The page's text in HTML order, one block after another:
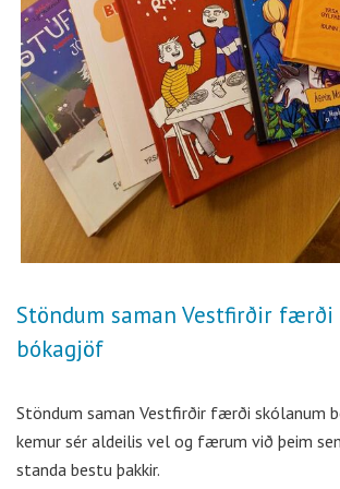
Stöndum saman Vestfirðir færði
bókagjöf
Stöndum saman Vestfirðir færði skólanum
kemur sér aldeilis vel og færum við þeim
standa bestu þakkir.